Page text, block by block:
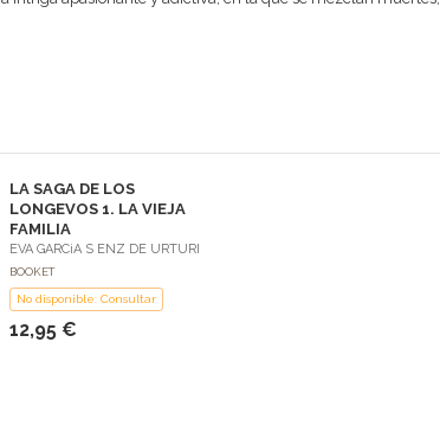
LA SAGA DE LOS
LONGEVOS 1. LA VIEJA
FAMILIA
EVA GARC¡A S ENZ DE URTURI
BOOKET
No disponible: Consultar
12,95 €